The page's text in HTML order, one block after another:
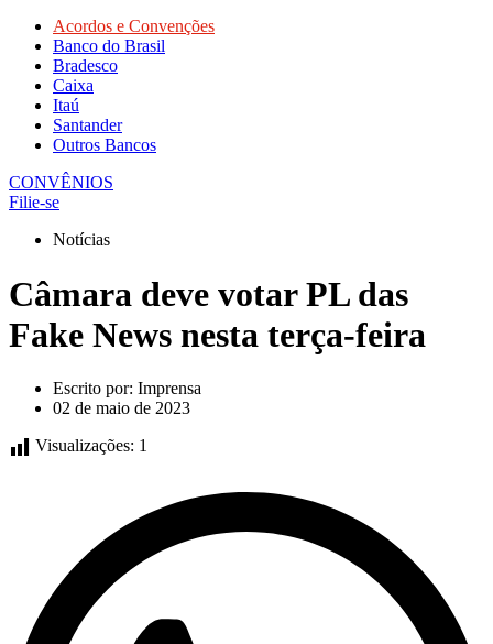
Acordos e Convenções
Banco do Brasil
Bradesco
Caixa
Itaú
Santander
Outros Bancos
CONVÊNIOS
Filie-se
Notícias
Câmara deve votar PL das
Fake News nesta terça-feira
Escrito por: Imprensa
02 de maio de 2023
Visualizações: 1